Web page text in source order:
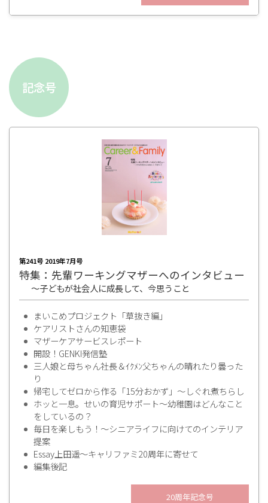
記念号
第241号 2019年7月号
特集：先輩ワーキングマザーへのインタビュー
～子どもが社会人に成長して、今思うこと
まいこめプロジェクト「草抜き編」
ケアリストさんの知恵袋
マザーケアサービスレポート
開設！GENKI発信塾
三人娘と母ちゃん社長＆ｲｸﾒﾝ父ちゃんの晴れたり曇った
り
帰宅してゼロから作る「15分おかず」～しぐれ煮ちらし
ホッと一息。せいの育児サポート～幼稚園はどんなこと
をしているの？
毎日を楽しもう！～シニアライフに向けてのインテリア
提案
Essay上田遥～キャリファミ20周年に寄せて
編集後記
20周年記念号